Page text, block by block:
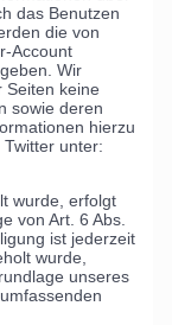
das Benutzen
die von
Account
Wir
Seiten keine
sowie deren
hierzu
unter:
wurde, erfolgt
von Art. 6 Abs.
ist jederzeit
wurde,
unseres